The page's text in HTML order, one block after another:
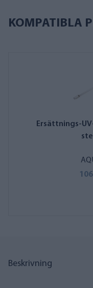
KOMPATIBLA
Ersättnings-
Beskrivning